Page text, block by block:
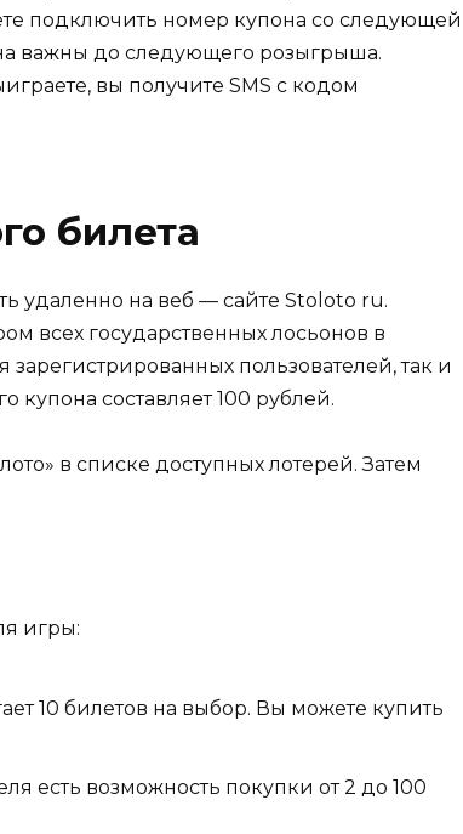
подключить номер купона со следующей
важны до следующего розыгрыша.
вы получите SMS с кодом
билета
удаленно на веб — сайте Stoloto ru.
всех государственных лосьонов в
пользователей, так и
купона составляет 100 рублей.
в списке доступных лотерей. Затем
игры:
10 билетов на выбор. Вы можете купить
есть возможность покупки от 2 до 100